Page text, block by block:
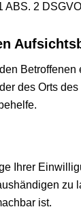
ABS. 2
des Orts
Ihrer
ist.